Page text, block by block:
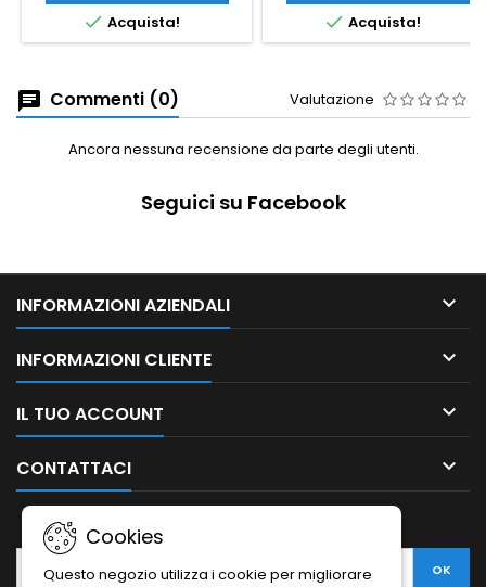
 Acquista!  Acquista!
Commenti (0) Valutazione
Ancora nessuna recensione da parte degli utenti.
Seguici su Facebook
INFORMAZIONI AZIENDALI 
INFORMAZIONI CLIENTE 
IL TUO ACCOUNT 
CONTATTACI 
Cookies
Questo negozio utilizza i cookie per migliorare